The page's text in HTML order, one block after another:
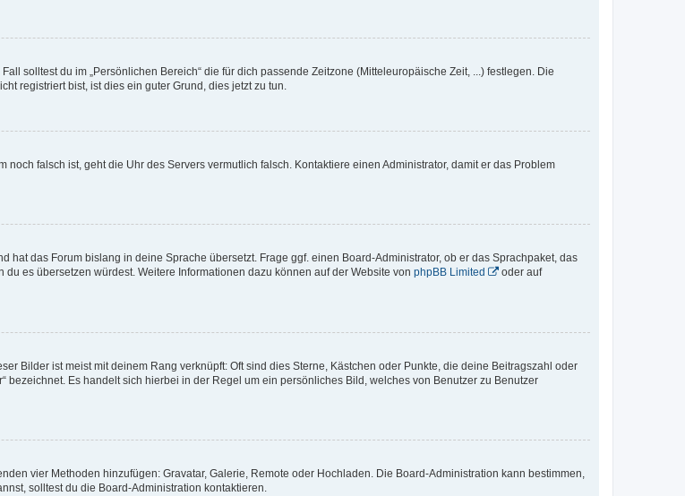
solltest du im „Persönlichen Bereich“ die für dich passende Zeitzone (Mitteleuropäische Zeit, ...) festlegen. Die
registriert bist, ist dies ein guter Grund, dies jetzt zu tun.
falsch ist, geht die Uhr des Servers vermutlich falsch. Kontaktiere einen Administrator, damit er das Problem
das Forum bislang in deine Sprache übersetzt. Frage ggf. einen Board-Administrator, ob er das Sprachpaket, das
es übersetzen würdest. Weitere Informationen dazu können auf der Website von phpBB Limited
oder auf
Bilder ist meist mit deinem Rang verknüpft: Oft sind dies Sterne, Kästchen oder Punkte, die deine Beitragszahl oder
bezeichnet. Es handelt sich hierbei in der Regel um ein persönliches Bild, welches von Benutzer zu Benutzer
vier Methoden hinzufügen: Gravatar, Galerie, Remote oder Hochladen. Die Board-Administration kann bestimmen,
solltest du die Board-Administration kontaktieren.